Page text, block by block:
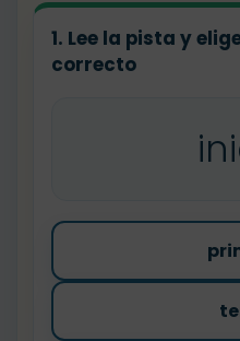
1. Lee la pista y
correcto